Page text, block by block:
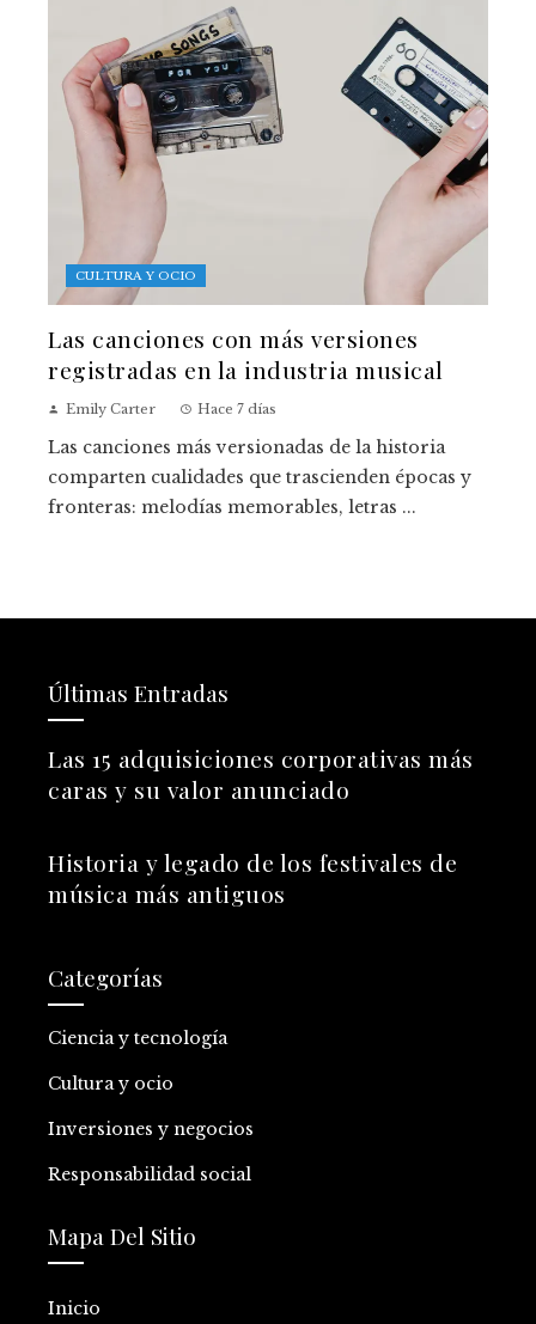
CULTURA Y OCIO
Las canciones con más versiones
registradas en la industria musical
Emily Carter Hace 7 días
Las canciones más versionadas de la historia
comparten cualidades que trascienden épocas y
fronteras: melodías memorables, letras ...
Últimas Entradas
Las 15 adquisiciones corporativas más
caras y su valor anunciado
Historia y legado de los festivales de
música más antiguos
Categorías
Ciencia y tecnología
Cultura y ocio
Inversiones y negocios
Responsabilidad social
Mapa Del Sitio
Inicio